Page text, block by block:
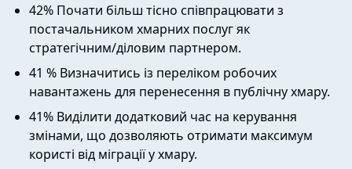
42% Почати більш тісно співпрацювати з
постачальником хмарних послуг як
стратегічним/діловим партнером.
41 % Визначитись із переліком робочих
навантажень для перенесення в публічну хмару.
41% Виділити додатковий час на керування
змінами, що дозволяють отримати максимум
користі від міграції у хмару.